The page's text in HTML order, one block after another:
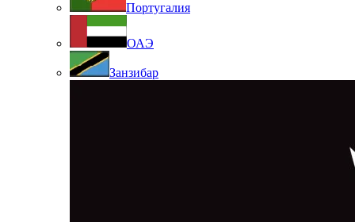
Португалия
ОАЭ
Занзибар